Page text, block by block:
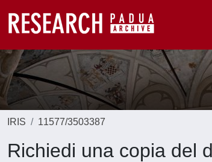
IRIS 11577/3503387
Richiedi una copia del